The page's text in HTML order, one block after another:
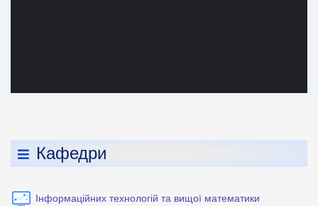
Кафедри
Інформаційних технологій та вищої математики